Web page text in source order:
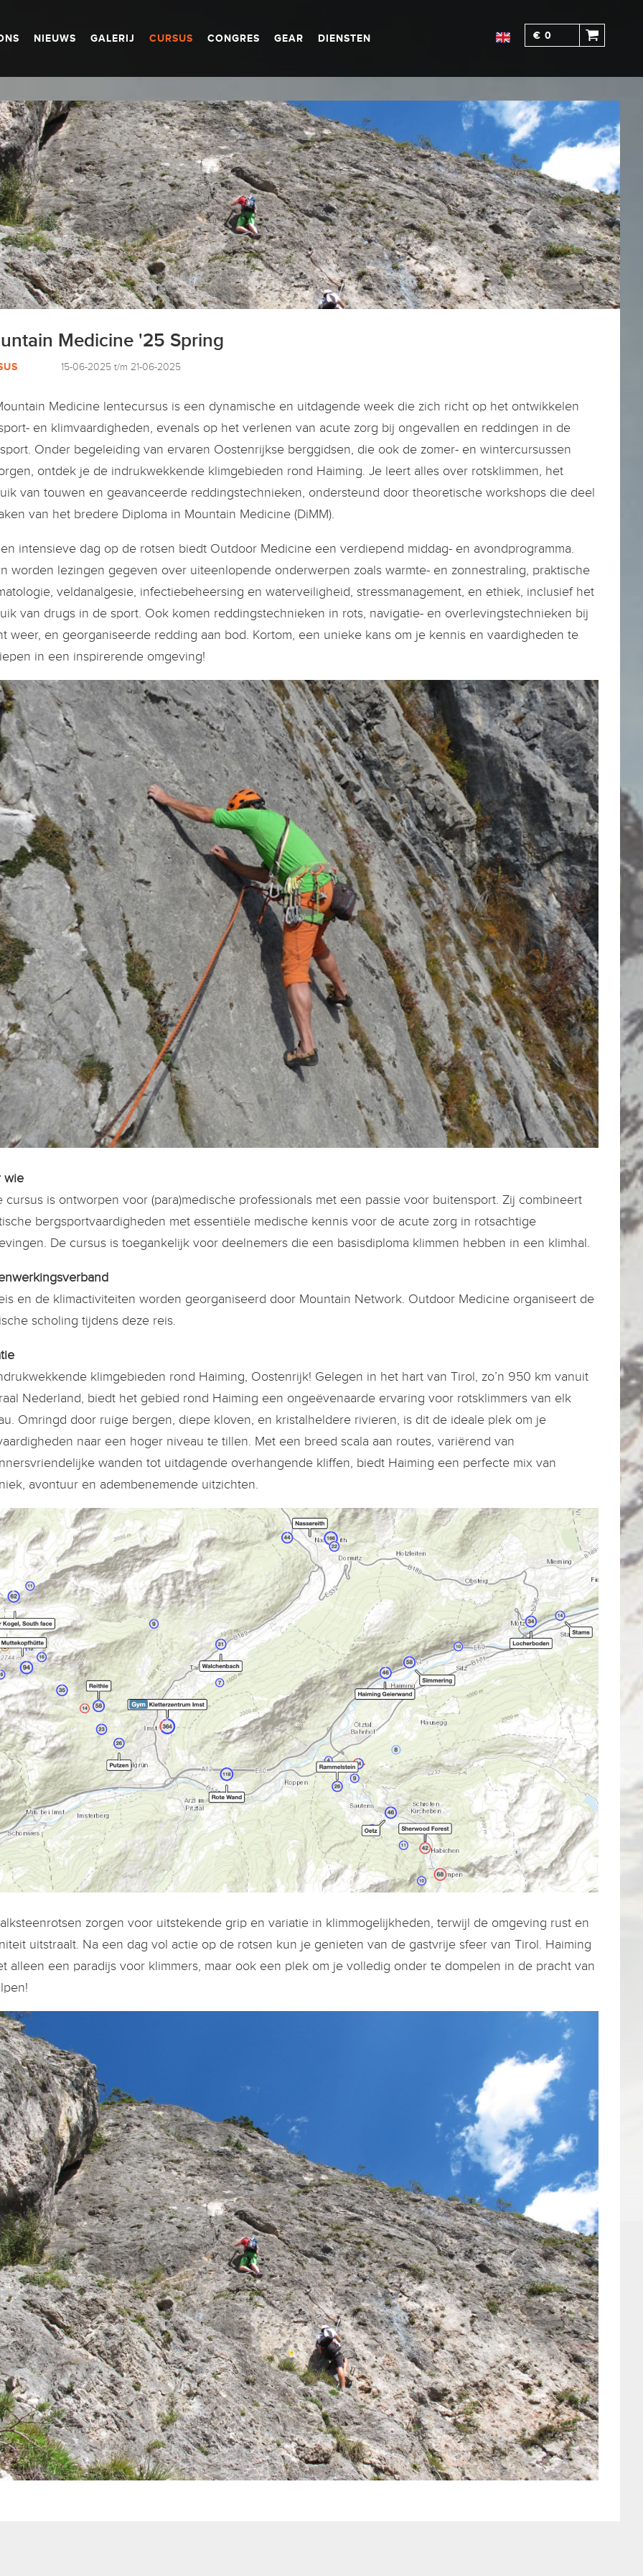
NIEUWS GALERIJ CURSUS CONGRES GEAR DIENSTEN € 0
Medicine '25 Spring
15-06-2025 t/m 21-06-2025
Medicine lentecursus is een dynamische en uitdagende week die zich richt op het ontwikkelen
en klimvaardigheden, evenals op het verlenen van acute zorg bij ongevallen en reddingen in de
Onder begeleiding van ervaren Oostenrijkse berggidsen, die ook de zomer- en wintercursussen
ontdek je de indrukwekkende klimgebieden rond Haiming. Je leert alles over rotsklimmen, het
van touwen en geavanceerde reddingstechnieken, ondersteund door theoretische workshops die deel
van het bredere Diploma in Mountain Medicine (DiMM).
intensieve dag op de rotsen biedt Outdoor Medicine een verdiepend middag- en avondprogramma.
worden lezingen gegeven over uiteenlopende onderwerpen zoals warmte- en zonnestraling, praktische
veldanalgesie, infectiebeheersing en waterveiligheid, stressmanagement, en ethiek, inclusief het
van drugs in de sport. Ook komen reddingstechnieken in rots, navigatie- en overlevingstechnieken bij
weer, en georganiseerde redding aan bod. Kortom, een unieke kans om je kennis en vaardigheden te
in een inspirerende omgeving!
wie
cursus is ontworpen voor (para)medische professionals met een passie voor buitensport. Zij combineert
bergsportvaardigheden met essentiële medische kennis voor de acute zorg in rotsachtige
De cursus is toegankelijk voor deelnemers die een basisdiploma klimmen hebben in een klimhal.
en de klimactiviteiten worden georganiseerd door Mountain Network. Outdoor Medicine organiseert de
scholing tijdens deze reis.
klimgebieden rond Haiming, Oostenrijk! Gelegen in het hart van Tirol, zo’n 950 km vanuit
Nederland, biedt het gebied rond Haiming een ongeëvenaarde ervaring voor rotsklimmers van elk
Omringd door ruige bergen, diepe kloven, en kristalheldere rivieren, is dit de ideale plek om je
naar een hoger niveau te tillen. Met een breed scala aan routes, variërend van
wanden tot uitdagende overhangende kliffen, biedt Haiming een perfecte mix van
avontuur en adembenemende uitzichten.
zorgen voor uitstekende grip en variatie in klimmogelijkheden, terwijl de omgeving rust en
uitstraalt. Na een dag vol actie op de rotsen kun je genieten van de gastvrije sfeer van Tirol. Haiming
alleen een paradijs voor klimmers, maar ook een plek om je volledig onder te dompelen in de pracht van